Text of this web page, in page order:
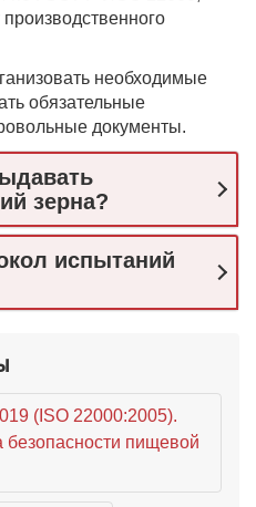
необходимые
обязательные
документы.
зерна?
испытаний
(ISO 22000:2005).
пищевой